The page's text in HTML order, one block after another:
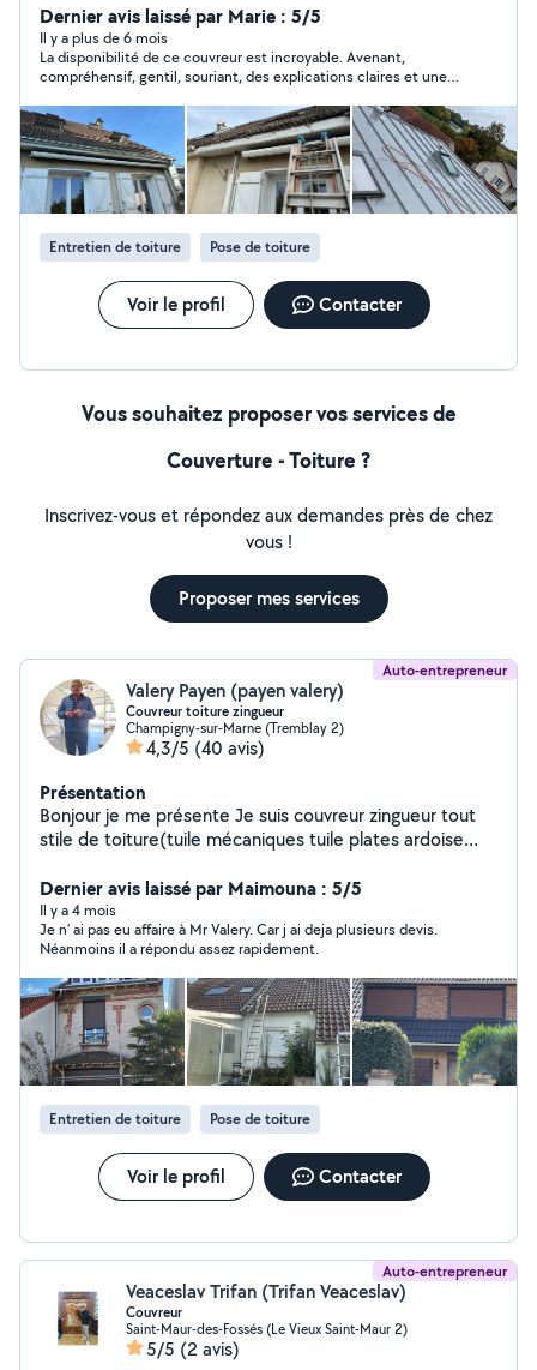
travail de qualité, des techniques éprouvées et un
engagement indéfectible pour protéger et embellir
votre patrimoine parisien."
Dernier avis laissé par Marie : 5/5
Il y a plus de 6 mois
La disponibilité de ce couvreur est incroyable. Avenant,
compréhensif, gentil, souriant, des explications claires et une
recontacterai quand mes projets aboutiront
Entretien de toiture Pose de toiture
Voir le profil Contacter
Vous souhaitez proposer vos services de
Couverture - Toiture ?
Inscrivez-vous et répondez aux demandes près de chez
vous !
Proposer mes services
Auto-entrepreneur
Valery Payen (payen valery)
Couvreur toiture zingueur
Champigny-sur-Marne (Tremblay 2)
4,3/5 (40 avis)
Présentation
Bonjour je me présente Je suis couvreur zingueur tout
stile de toiture(tuile mécaniques tuile plates ardoise
Réfection pied de cheminée scelins Remplacement ou
réparation faîtières et rives Réparation ou
remplacement de Goutierre zinc ou p. V,c
Remplacement fenêtre de toit ou pause(crée
ouverture) Ramonage de cheminée (aubligatoire 1 fois
pas ans minimum) Aménagement de comble tous stile
de Charpente (traditionnel ou fermette)
Dernier avis laissé par Maimouna : 5/5
Il y a 4 mois
Je n’ ai pas eu affaire à Mr Valery. Car j ai deja plusieurs devis.
Néanmoins il a répondu assez rapidement.
Entretien de toiture Pose de toiture
Voir le profil Contacter
Auto-entrepreneur
Veaceslav Trifan (Trifan Veaceslav)
Couvreur
Saint-Maur-des-Fossés (Le Vieux Saint-Maur 2)
5/5 (2 avis)